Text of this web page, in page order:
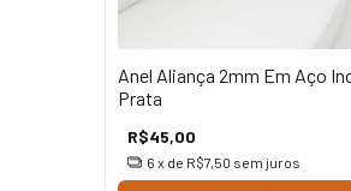
Anel Aliança 2mm Em Aço
Prata
R$45,00
6 x de R$7,50 sem juros